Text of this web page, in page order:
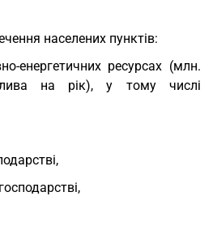
населених пунктів:
енергетичних ресурсах (млн.
на рік), у тому числі